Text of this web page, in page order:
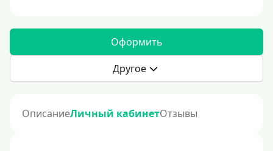
Оформить
Другое
ОписаниеЛичный кабинетОтзывы